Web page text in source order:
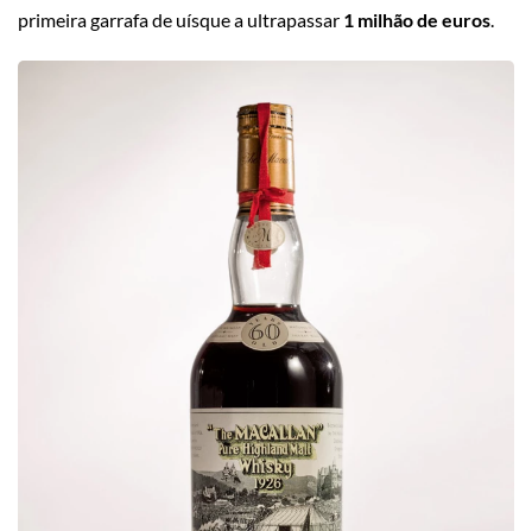
primeira garrafa de uísque a ultrapassar 1 milhão de euros.